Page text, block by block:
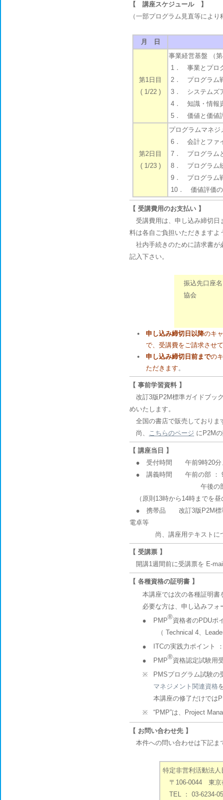
【 講座スケジュール 】
（一部プログラム見直等によ
月 日
第1日目
( 1/22 )
事業経営基盤 （
1． 事業とプロ
2． プログラム
3． システムズ
4． 知識・情報
5． 価値と価値
第2日目
( 1/23 )
プログラムマネ
6． 会計とファ
7． プログラム
8． プログラム
9． プログラム
10． 価値評価の
【 受講費用のお支払い 】
受講費用は、申し込み締切日
料は各自ご負担いただきますよ
社内手続きのために請求書が
記入下さい。
振込先口座
協会
申し込み締切日以降のキ
で、受講費をご請求させ
申し込み締切日前までの
ただきます。
【 事前学習資料 】
改訂3版P2M標準ガイドブッ
めいたします。
全国の書店で販売しておりま
尚、 こちらのページ にP2M
【 講座当日 】
● 受付時間 午前9時20分ま
● 講義時間 午前の部 ： 9
午後の部 ： 14
（原則13時から14時までを昼
● 携帯品 改訂3版P2M標準
電卓等
尚、講座用テキストにつき
【 受講票 】
開講1週間前に受講票を E-
【 各種資格の証明書 】
本講座では次の各種証明書
必要な方は、申し込みフ
●
PMP®資格者のPDUポ
（ Technical 4、
●
ITCの実践力ポイント
●
PMP®資格認定試験用
※
PMSプログラム試験の
マネジメント関連資格
本講座の修了だけでは
※
“PMP”は、Project
【 お問い合わせ先 】
本件への問い合わせは下記ま
特定非営利活動法
〒106-0044 東京
TEL ： 03-6234-